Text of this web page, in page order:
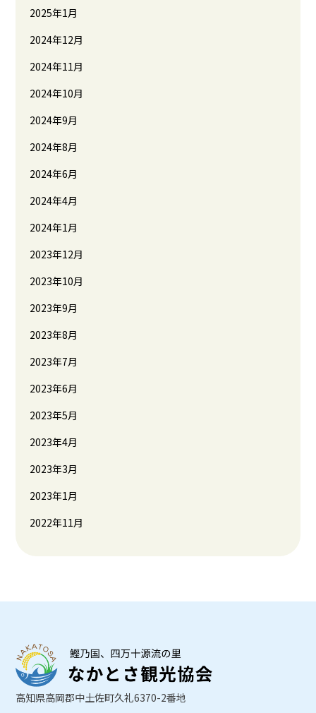
2025年1月
2024年12月
2024年11月
2024年10月
2024年9月
2024年8月
2024年6月
2024年4月
2024年1月
2023年12月
2023年10月
2023年9月
2023年8月
2023年7月
2023年6月
2023年5月
2023年4月
2023年3月
2023年1月
2022年11月
高知県高岡郡中土佐町久礼6370-2番地